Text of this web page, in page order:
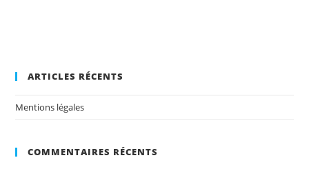
ARTICLES RÉCENTS
Mentions légales
COMMENTAIRES RÉCENTS